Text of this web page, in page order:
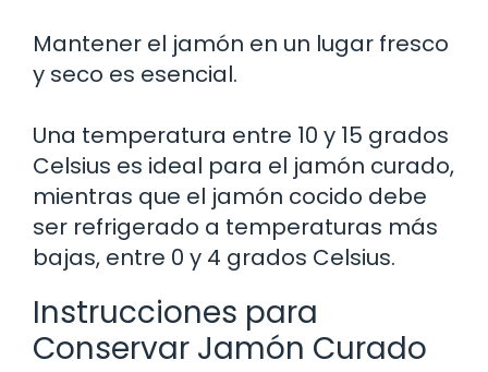
Mantener el jamón en un lugar fresco
y seco es esencial.
Una temperatura entre 10 y 15 grados
Celsius es ideal para el jamón curado,
mientras que el jamón cocido debe
ser refrigerado a temperaturas más
bajas, entre 0 y 4 grados Celsius.
Instrucciones para
Conservar Jamón Curado